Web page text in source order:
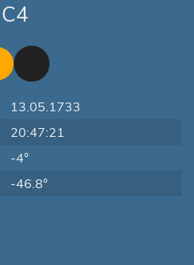
C4
13.05.1733
20:47:21
-4°
-46.8°